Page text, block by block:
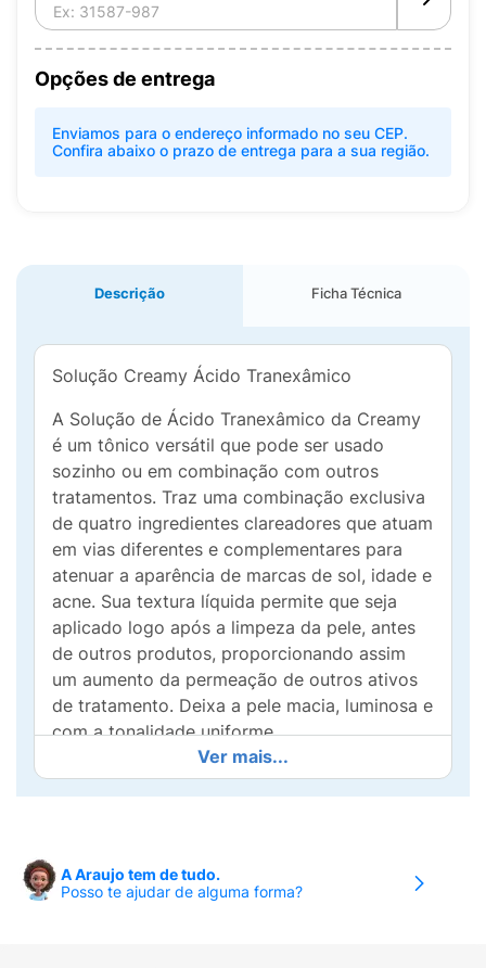
Opções de entrega
Enviamos para o endereço informado no seu CEP.
Confira abaixo o prazo de entrega para a sua região.
Descrição Ficha Técnica
Solução Creamy Ácido Tranexâmico
A Solução de Ácido Tranexâmico da Creamy
é um tônico versátil que pode ser usado
sozinho ou em combinação com outros
tratamentos. Traz uma combinação exclusiva
de quatro ingredientes clareadores que atuam
em vias diferentes e complementares para
atenuar a aparência de marcas de sol, idade e
acne. Sua textura líquida permite que seja
aplicado logo após a limpeza da pele, antes
de outros produtos, proporcionando assim
um aumento da permeação de outros ativos
de tratamento. Deixa a pele macia, luminosa e
com a tonalidade uniforme.
Modo de usar:Aplique de 3 a 5 gotas do
produto de manhã e/ou à noite na pele
alternados, preferencialmente à noite,
aumentando a frequência do uso conforme a
Ver mais...
A Araujo tem de tudo.
Posso te ajudar de alguma forma?